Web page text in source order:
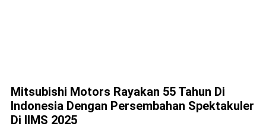
Mitsubishi Motors Rayakan 55 Tahun Di
Indonesia Dengan Persembahan Spektakuler
Di IIMS 2025